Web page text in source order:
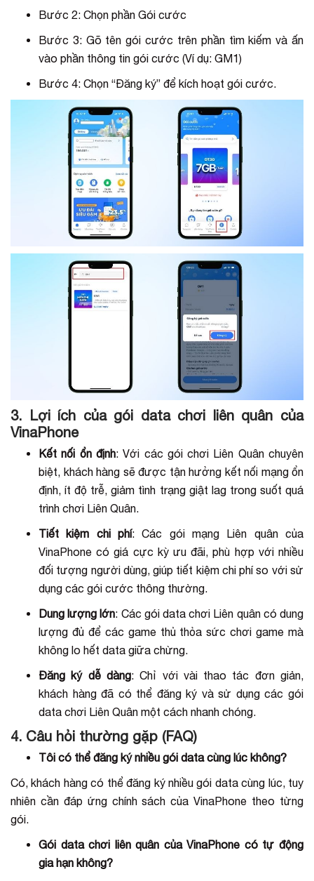
Bước 2: Chọn phần Gói cước
Bước 3: Gõ tên gói cước trên phần tìm kiếm và ấn
vào phần thông tin gói cước (Ví dụ: GM1)
Bước 4: Chọn “Đăng ký” để kích hoạt gói cước.
3. Lợi ích của gói data chơi liên quân của
VinaPhone
Kết nối ổn định: Với các gói chơi Liên Quân chuyên
biệt, khách hàng sẽ được tận hưởng kết nối mạng ổn
định, ít độ trễ, giảm tình trạng giật lag trong suốt quá
trình chơi Liên Quân.
Tiết kiệm chi phí: Các gói mạng Liên quân của
VinaPhone có giá cực kỳ ưu đãi, phù hợp với nhiều
đối tượng người dùng, giúp tiết kiệm chi phí so với sử
dụng các gói cước thông thường.
Dung lượng lớn: Các gói data chơi Liên quân có dung
lượng đủ để các game thủ thỏa sức chơi game mà
không lo hết data giữa chừng.
Đăng ký dễ dàng: Chỉ với vài thao tác đơn giản,
khách hàng đã có thể đăng ký và sử dụng các gói
data chơi Liên Quân một cách nhanh chóng.
4. Câu hỏi thường gặp (FAQ)
Tôi có thể đăng ký nhiều gói data cùng lúc không?
Có, khách hàng có thể đăng ký nhiều gói data cùng lúc, tuy
nhiên cần đáp ứng chính sách của VinaPhone theo từng
gói.
Gói data chơi liên quân của VinaPhone có tự động
gia hạn không?